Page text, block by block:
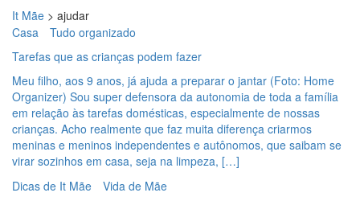
It Mãe > ajudar
Casa
Tudo organizado
Tarefas que as crianças podem fazer
Meu filho, aos 9 anos, já ajuda a preparar o jantar (Foto: Home
Organizer) Sou super defensora da autonomia de toda a família
em relação às tarefas domésticas, especialmente de nossas
crianças. Acho realmente que faz muita diferença criarmos
meninas e meninos independentes e autônomos, que saibam se
virar sozinhos em casa, seja na limpeza, […]
Dicas de It Mãe
Vida de Mãe